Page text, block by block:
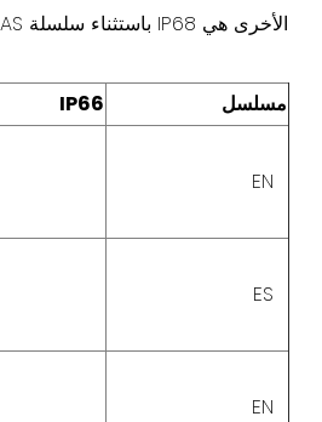
الأخرى هي IP68 باستثناء سلسلة AS ، وهي IP66.
مسلسل IP66
EN
ES
EN